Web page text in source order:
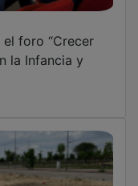
la Infancia y